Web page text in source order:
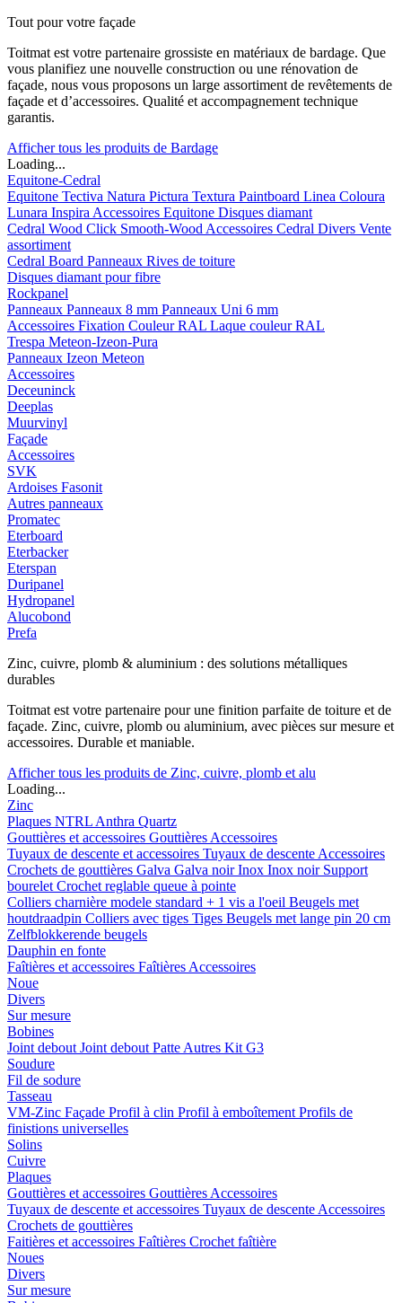
Tout pour votre façade
Toitmat est votre partenaire grossiste en matériaux de bardage. Que
vous planifiez une nouvelle construction ou une rénovation de
façade, nous vous proposons un large assortiment de revêtements de
façade et d’accessoires. Qualité et accompagnement technique
garantis.
Afficher tous les produits de Bardage
Loading...
Equitone-Cedral
Equitone Tectiva Natura Pictura Textura Paintboard Linea Coloura
Lunara Inspira Accessoires Equitone Disques diamant
Cedral Wood Click Smooth-Wood Accessoires Cedral Divers Vente
assortiment
Cedral Board Panneaux Rives de toiture
Disques diamant pour fibre
Rockpanel
Panneaux Panneaux 8 mm Panneaux Uni 6 mm
Accessoires Fixation Couleur RAL Laque couleur RAL
Trespa Meteon-Izeon-Pura
Panneaux Izeon Meteon
Accessoires
Deceuninck
Deeplas
Muurvinyl
Façade
Accessoires
SVK
Ardoises Fasonit
Autres panneaux
Promatec
Eterboard
Eterbacker
Eterspan
Duripanel
Hydropanel
Alucobond
Prefa
Zinc, cuivre, plomb & aluminium : des solutions métalliques
durables
Toitmat est votre partenaire pour une finition parfaite de toiture et de
façade. Zinc, cuivre, plomb ou aluminium, avec pièces sur mesure et
accessoires. Durable et maniable.
Afficher tous les produits de Zinc, cuivre, plomb et alu
Loading...
Zinc
Plaques NTRL Anthra Quartz
Gouttières et accessoires Gouttières Accessoires
Tuyaux de descente et accessoires Tuyaux de descente Accessoires
Crochets de gouttières Galva Galva noirInox Inox noir Support
bourelet Crochet reglable queue à pointe
Colliers charnière modele standard + 1 vis a l'oeil Beugels met
houtdraadpin Colliers avec tiges Tiges Beugels met lange pin 20 cm
Zelfblokkerende beugels
Dauphin en fonte
Faîtières et accessoires Faîtières Accessoires
Noue
Divers
Sur mesure
Bobines
Joint debout Joint debout Patte Autres Kit G3
Soudure
Fil de sodure
Tasseau
VM-Zinc Façade Profil à clin Profil à emboîtement Profils de
finistions universelles
Solins
Cuivre
Plaques
Gouttières et accessoires Gouttières Accessoires
Tuyaux de descente et accessoires Tuyaux de descente Accessoires
Crochets de gouttières
Faitières et accessoires Faîtières Crochet faîtière
Noues
Divers
Sur mesure